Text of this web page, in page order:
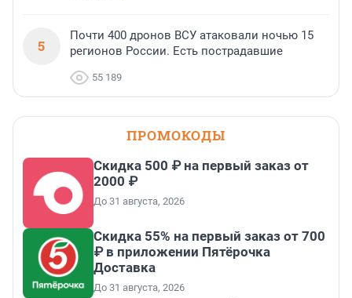
5
Почти 400 дронов ВСУ атаковали ночью 15
регионов России. Есть пострадавшие
55 189
ПРОМОКОДЫ
Скидка 500 ₽ на первый заказ от
2000 ₽
До 31 августа, 2026
Скидка 55% на первый заказ от 700
₽ в приложении Пятёрочка
Доставка
До 31 августа, 2026